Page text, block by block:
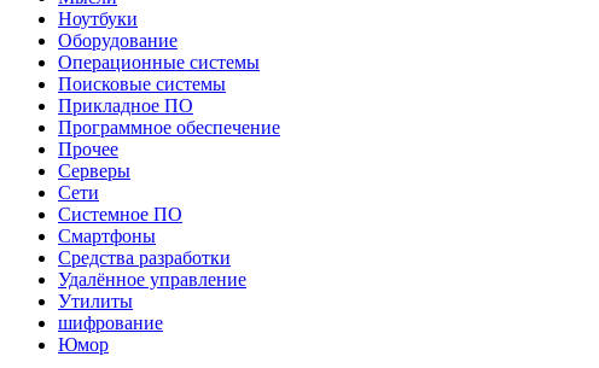
Ноутбуки
Оборудование
Операционные системы
Поисковые системы
Прикладное ПО
Программное обеспечение
Прочее
Серверы
Сети
Системное ПО
Смартфоны
Средства разработки
Удалённое управление
Утилиты
шифрование
Юмор